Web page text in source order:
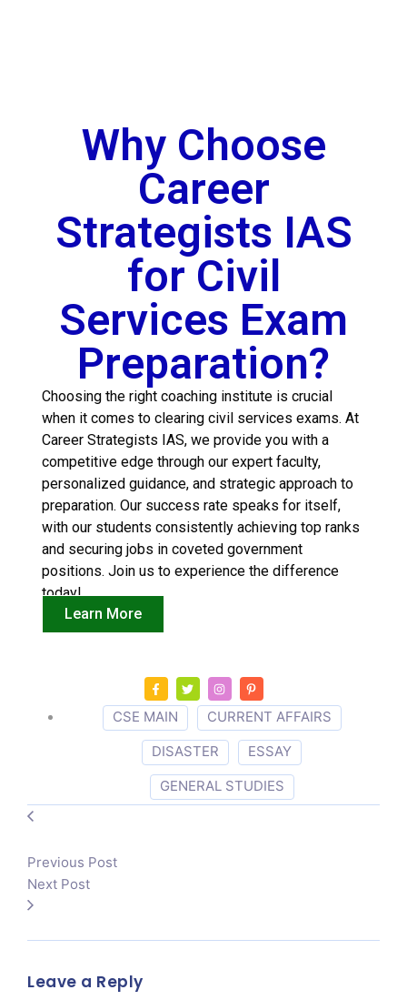
Why Choose
Career
Strategists IAS
for Civil
Services Exam
Preparation?
Choosing the right coaching institute is crucial
when it comes to clearing civil services exams. At
Career Strategists IAS, we provide you with a
competitive edge through our expert faculty,
personalized guidance, and strategic approach to
preparation. Our success rate speaks for itself,
with our students consistently achieving top ranks
and securing jobs in coveted government
positions. Join us to experience the difference
today!
Learn More
CSE MAIN
CURRENT AFFAIRS
DISASTER
ESSAY
GENERAL STUDIES
Previous Post
Next Post
Leave a Reply